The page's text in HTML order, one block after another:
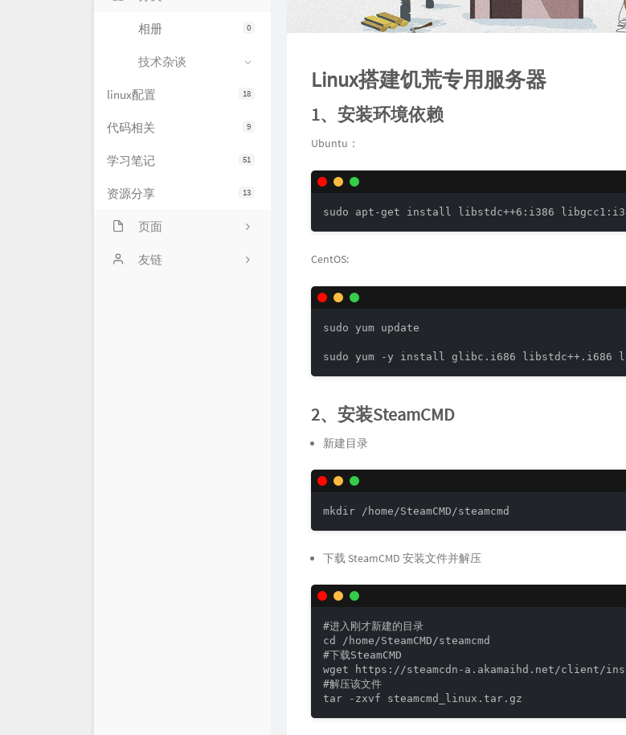
0
相册
技术杂谈
18
linux配置
9
代码相关
51
学习笔记
13
资源分享
页面
网站状态
友链
Linux搭建饥荒专用服务器
1、安装环境依赖
Ubuntu：
sudo apt-get install libstdc++6:i386
CentOS:
sudo yum update
2、安装SteamCMD
新建目录
mkdir /home/SteamCMD/steamcmd
下载 SteamCMD 安装文件并解压
#进入刚才新建的目录
cd /home/SteamCMD/steamcmd
#下载SteamCMD
wget https://steamcdn-a.akamaihd.net/client/
#解压该文件